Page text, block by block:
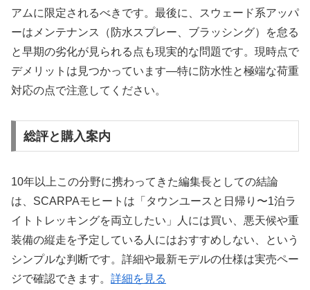
アムに限定されるべきです。最後に、スウェード系アッパ
ーはメンテナンス（防水スプレー、ブラッシング）を怠る
と早期の劣化が見られる点も現実的な問題です。現時点で
デメリットは見つかっています—特に防水性と極端な荷重
対応の点で注意してください。
総評と購入案内
10年以上この分野に携わってきた編集長としての結論
は、SCARPAモヒートは「タウンユースと日帰り〜1泊ラ
イトトレッキングを両立したい」人には買い、悪天候や重
装備の縦走を予定している人にはおすすめしない、という
シンプルな判断です。詳細や最新モデルの仕様は実売ペー
ジで確認できます。 詳細を見る